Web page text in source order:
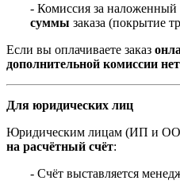
- Комиссия за
суммы заказа (покрытие
Если вы оплачиваете заказ
дополнительной комиссии нет
Для юридических лиц
Юридическим лицам (ИП и
на расчётный счёт:
- Счёт выставляется